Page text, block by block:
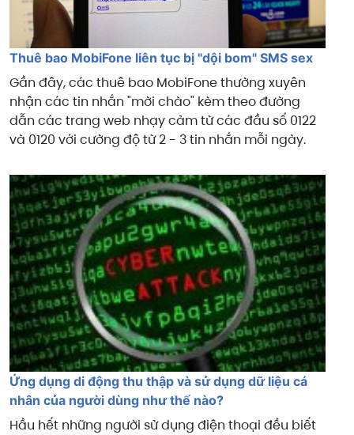
Thuê bao MobiFone liên tục bị "dội bom" SMS sex
Gần đây, các thuê bao MobiFone thường xuyên
nhận các tin nhắn "mời chào" kèm theo đường
dẫn các trang web nhạy cảm từ các đầu số 0122
và 0120 với cường độ từ 2 - 3 tin nhắn mỗi ngày.
Ứng dụng di động thu thập và sử dụng dữ liệu cá
nhân của người dùng như thế nào?
Hầu hết những người sử dụng điện thoại đều biết